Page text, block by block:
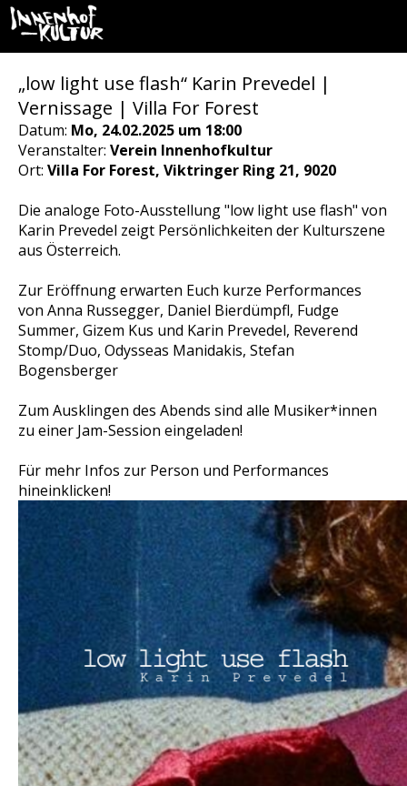
„low light use flash“ Karin Prevedel |
Vernissage | Villa For Forest
Datum: Mo, 24.02.2025 um 18:00
Veranstalter: Verein Innenhofkultur
Ort: Villa For Forest, Viktringer Ring 21, 9020
Die analoge Foto-Ausstellung "low light use flash" von
Karin Prevedel zeigt Persönlichkeiten der Kulturszene
aus Österreich.
Zur Eröffnung erwarten Euch kurze Performances
von Anna Russegger, Daniel Bierdümpfl, Fudge
Summer, Gizem Kus und Karin Prevedel, Reverend
Stomp/Duo, Odysseas Manidakis, Stefan
Bogensberger
Zum Ausklingen des Abends sind alle Musiker*innen
zu einer Jam-Session eingeladen!
Für mehr Infos zur Person und Performances
hineinklicken!